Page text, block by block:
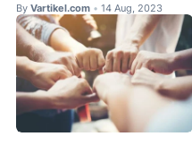
By Vartikel.com • 14 Aug, 2023